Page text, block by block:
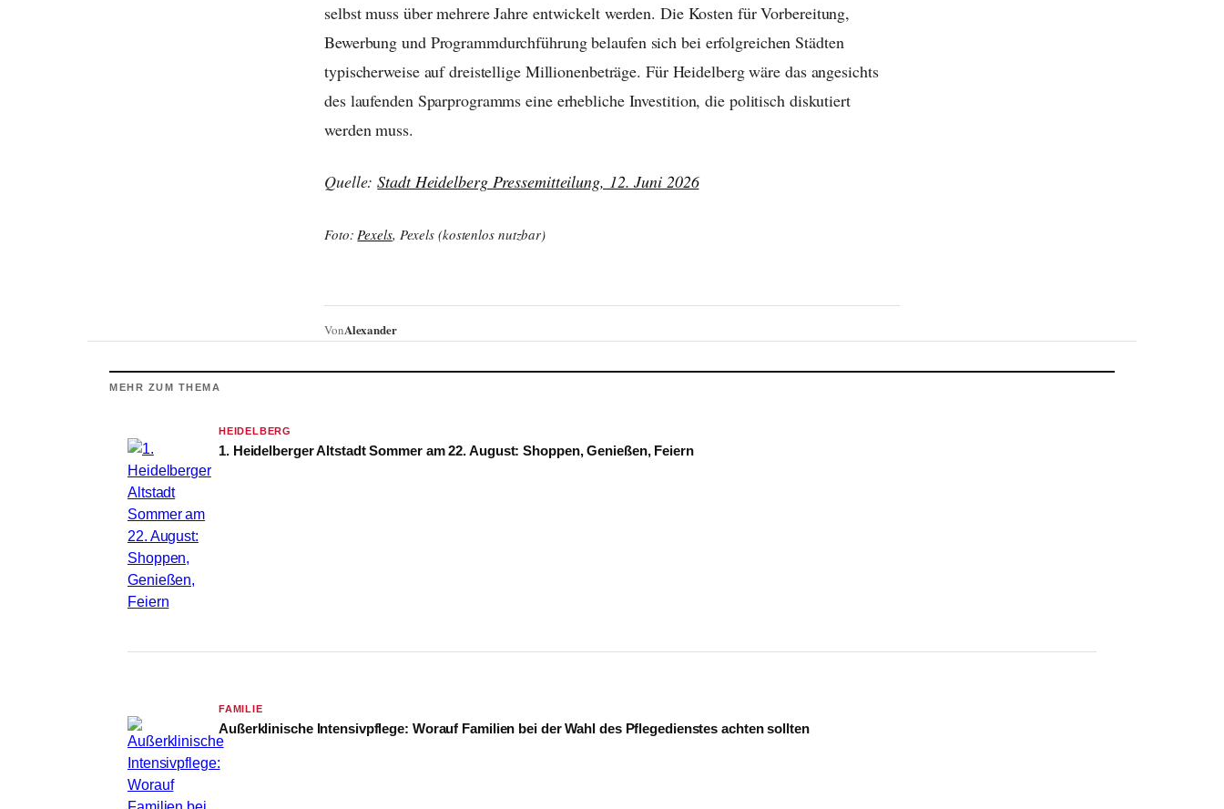
selbst muss über mehrere Jahre entwickelt werden. Die Kosten für Vorbereitung,
Bewerbung und Programmdurchführung belaufen sich bei erfolgreichen Städten
typischerweise auf dreistellige Millionenbeträge. Für Heidelberg wäre das angesichts
des laufenden Sparprogramms eine erhebliche Investition, die politisch diskutiert
werden muss.
Quelle:Stadt Heidelberg Pressemitteilung, 12. Juni 2026
Foto:Pexels, Pexels (kostenlos nutzbar)
VonAlexander
MEHR ZUM THEMA
HEIDELBERG
1. Heidelberger Altstadt Sommer am 22. August: Shoppen, Genießen, Feiern
FAMILIE
Außerklinische Intensivpflege: Worauf Familien bei der Wahl des Pflegedienstes achten sollten